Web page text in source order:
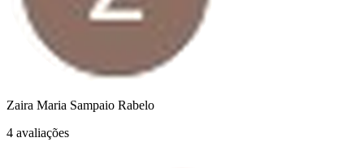
Zaira Maria Sampaio Rabelo
4 avaliações